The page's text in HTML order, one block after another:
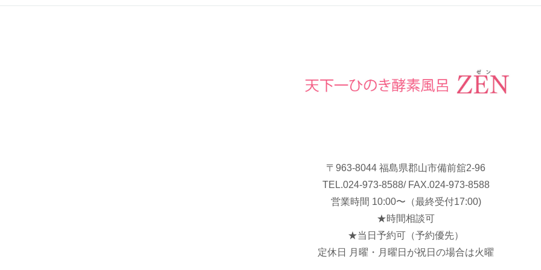
〒963-8044 福島県郡山市備前舘2-96
TEL.024-973-8588/ FAX.024-973-8588
営業時間 10:00〜（最終受付17:00)
★時間相談可
★当日予約可（予約優先）
定休日 月曜・月曜日が祝日の場合は火曜